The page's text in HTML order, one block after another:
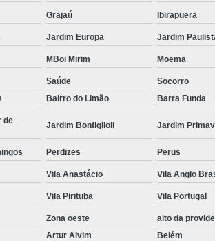
Tratamento
Tratamento
Tratamento
Tratamento
Tratamento
Tratamento de
Tratamento de
Grajaú Ibirapuera
Jardim Europa Jardim
MBoi Mirim Moema
Saúde Socorro
Bairro do Limão Barra Funda
de
Jardim Bonfiglioli Jardim
Perdizes Perus
Vila Anastácio Vila Anglo
Vila Pirituba Vila Portugal
Zona oeste alto da
Artur Alvim Belém